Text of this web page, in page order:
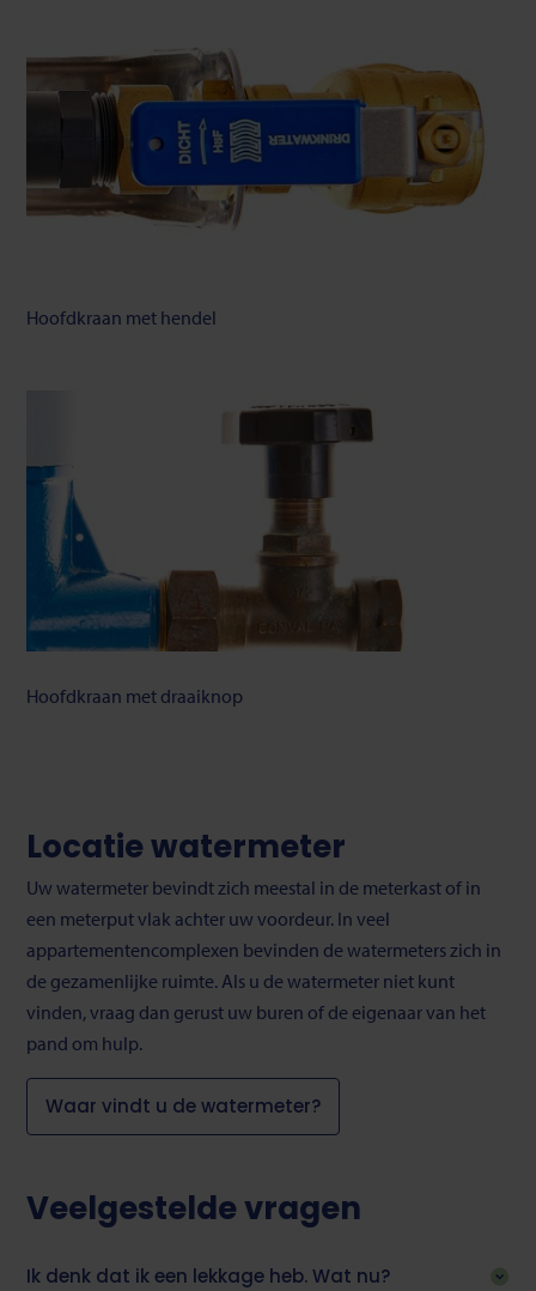
Hoofdkraan met hendel
Hoofdkraan met draaiknop
Locatie watermeter
Uw watermeter bevindt zich meestal in de meterkast of in
een meterput vlak achter uw voordeur. In veel
appartementencomplexen bevinden de watermeters zich in
de gezamenlijke ruimte. Als u de watermeter niet kunt
vinden, vraag dan gerust uw buren of de eigenaar van het
pand om hulp.
Waar vindt u de watermeter?
Veelgestelde vragen
Ik denk dat ik een lekkage heb. Wat nu?